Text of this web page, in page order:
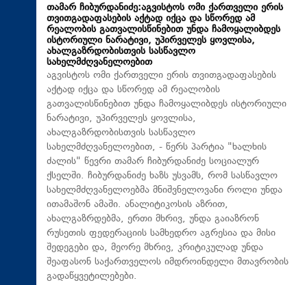
თამარ ჩიბურდანიძე:აგვისტოს ომი ქართველი ერის
თვითგადაფასების აქტად იქცა და სწორედ ამ
რეალობის გათვალისწინებით უნდა ჩამოყალიბდეს
ისტორიული ნარატივი, უპირველეს ყოვლისა,
ახალგაზრდობისთვის სასწავლო
სახელმძღვანელოებით
აგვისტოს ომი ქართველი ერის თვითგადაფასების
აქტად იქცა და სწორედ ამ რეალობის
გათვალისწინებით უნდა ჩამოყალიბდეს ისტორიული
ნარატივი, უპირველეს ყოვლისა,
ახალგაზრდობისთვის სასწავლო
სახელმძღვანელოებით, - წერს პარტია "ხალხის
ძალის" წევრი თამარ ჩიბურდანიძე სოციალურ
ქსელში. ჩიბურდანიძე ხაზს უსვამს, რომ სასწავლო
სახელმძღვანელოებმა მნიშვნელოვანი როლი უნდა
ითამაშონ ამაში. ანალიტიკოსის აზრით,
ახალგაზრდებმა, ერთი მხრივ, უნდა გაიაზრონ
რუსეთის ფედერაციის სამხედრო აგრესია და მისი
შედეგები და, მეორე მხრივ, კრიტიკულად უნდა
შეაფასონ საქართველოს იმდროინდელი მთავრობის
გადაწყვეტილებები.